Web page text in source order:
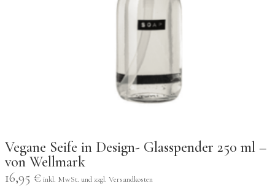
Vegane Seife in Design- Glasspender 250 ml –
von Wellmark
16,95 €